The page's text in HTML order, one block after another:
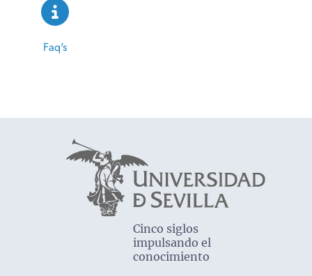
Faq's
Cinco siglos
impulsando el
conocimiento